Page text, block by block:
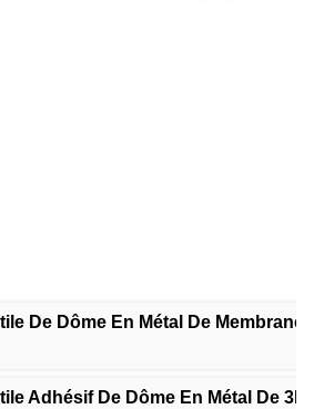
De Dôme En Métal De Membrane
Adhésif De Dôme En Métal De 3M